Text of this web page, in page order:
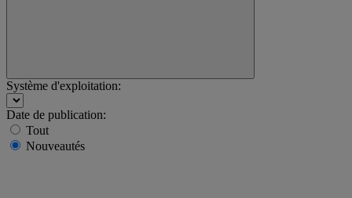
Système d'exploitation:
Date de publication:
Tout
Nouveautés